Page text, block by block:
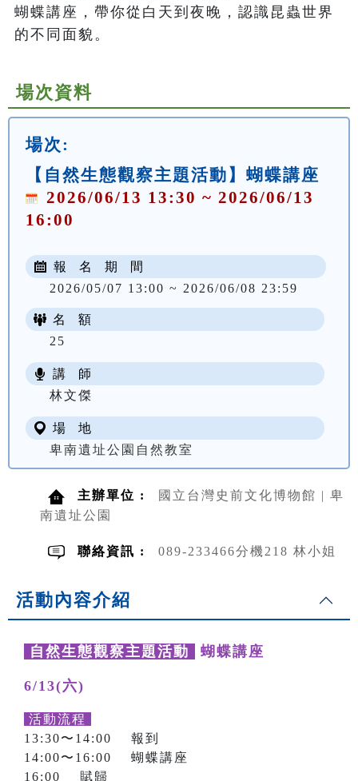
蝴蝶講座，帶你從白天到夜晚，認識昆蟲世界
的不同面貌。
場次資料
場次:
【自然生態觀察主題活動】蝴蝶講座
2026/06/13 13:30 ~ 2026/06/13
16:00
報 名 期 間
2026/05/07 13:00 ~ 2026/06/08 23:59
名 額
25
講 師
林文傑
場 地
卑南遺址公園自然教室
主辦單位 :
國立台灣史前文化博物館 | 卑
南遺址公園
聯絡資訊 : 089-233466分機218 林小姐
活動內容介紹
自然生態觀察主題活動 蝴蝶講座
6/13(六)
活動流程
13:30〜14:00 報到
14:00〜16:00 蝴蝶講座
16:00 賦歸